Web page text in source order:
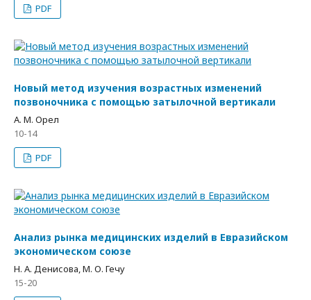
PDF
Новый метод изучения возрастных изменений
позвоночника с помощью затылочной вертикали
А. М. Орел
10-14
PDF
Анализ рынка медицинских изделий в Евразийском
экономическом союзе
Н. А. Денисова, М. О. Гечу
15-20